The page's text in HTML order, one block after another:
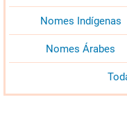
Nomes Indígenas
Nomes Árabes